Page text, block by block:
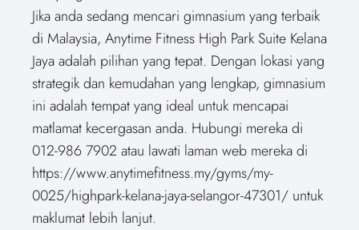
Jika anda sedang mencari gimnasium yang terbaik
di Malaysia, Anytime Fitness High Park Suite Kelana
Jaya adalah pilihan yang tepat. Dengan lokasi yang
strategik dan kemudahan yang lengkap, gimnasium
ini adalah tempat yang ideal untuk mencapai
matlamat kecergasan anda. Hubungi mereka di
012-986 7902 atau lawati laman web mereka di
https://www.anytimefitness.my/gyms/my-
0025/highpark-kelana-jaya-selangor-47301/ untuk
maklumat lebih lanjut.